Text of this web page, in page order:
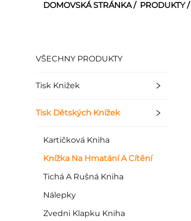
DOMOVSKÁ STRÁNKA/ PRODUKTY/
VŠECHNY PRODUKTY
Tisk Knižek
Tisk Dětských Knížek
Kartičková Kniha
Knížka Na Hmatání A Cítění
Tichá A Rušná Kniha
Nálepky
Zvedni Klapku Kniha